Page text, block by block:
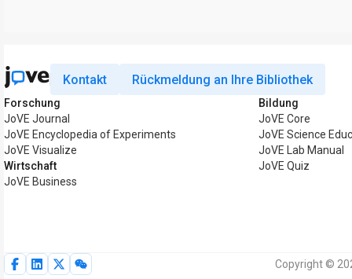
Kontakt Rückmeldung an Ihre Bibliothek
Forschung
JoVE Journal
JoVE Encyclopedia of Experiments
JoVE Visualize
Wirtschaft
JoVE Business
Bildung
JoVE Core
JoVE Science
JoVE Lab Manual
JoVE Quiz
Copyright ©